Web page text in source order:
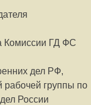
Комиссии ГД ФС
дел РФ,
рабочей группы по
России